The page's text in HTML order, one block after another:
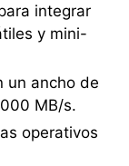
integrar
y mini-
un ancho de
MB/s.
operativos